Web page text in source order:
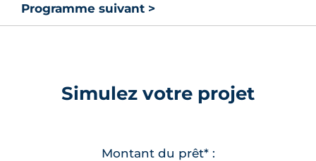
Programme suivant >
Simulez votre projet
Montant du prêt* :